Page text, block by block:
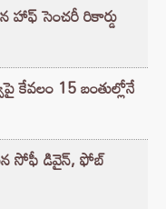
హాఫ్ సెంచరీ రికార్డు
15 బంతుల్లోనే
సోఫీ డివైన్, ఫోబ్